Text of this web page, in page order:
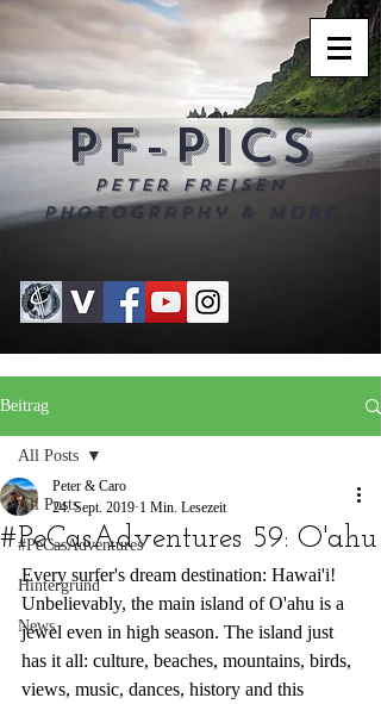
PF-PICS
Peter Freisen
Photography & more
Beitrag
All Posts
#PeCasAdventures
Hintergrund
News
All Posts
#PeCasAdventures 59: O'ahu
Peter & Caro
24. Sept. 2019 1 Min. Lesezeit
Every surfer's dream destination: Hawai'i!
Unbelievably, the main island of O'ahu is a
jewel even in high season. The island just
has it all: culture, beaches, mountains, birds,
views, music, dances, history and this